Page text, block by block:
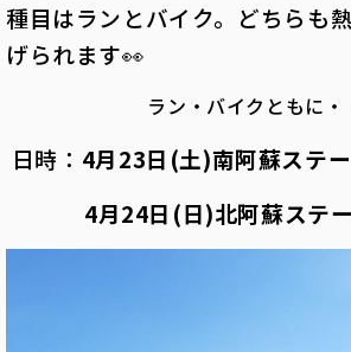
種目はランとバイク。どちらも
げられます👀
ラン・バイクともに・
日時： 4月23日(土)南阿蘇ステー
4月24日(日)北阿蘇ステ